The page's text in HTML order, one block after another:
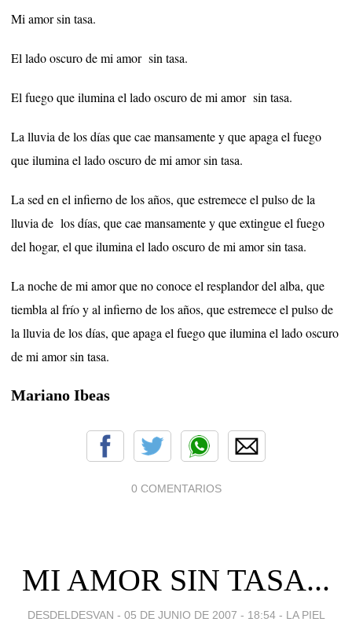
Mi amor sin tasa.
El lado oscuro de mi amor sin tasa.
El fuego que ilumina el lado oscuro de mi amor sin tasa.
La lluvia de los días que cae mansamente y que apaga el fuego
que ilumina el lado oscuro de mi amor sin tasa.
La sed en el infierno de los años, que estremece el pulso de la
lluvia de los días, que cae mansamente y que extingue el fuego
del hogar, el que ilumina el lado oscuro de mi amor sin tasa.
La noche de mi amor que no conoce el resplandor del alba, que
tiembla al frío y al infierno de los años, que estremece el pulso de
la lluvia de los días, que apaga el fuego que ilumina el lado oscuro
de mi amor sin tasa.
Mariano Ibeas
0 COMENTARIOS
MI AMOR SIN TASA...
DESDELDESVAN - 05 DE JUNIO DE 2007 - 18:54 - LA PIEL